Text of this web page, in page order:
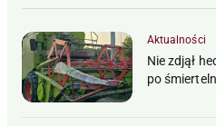
Aktualności
Nie zdjął
po